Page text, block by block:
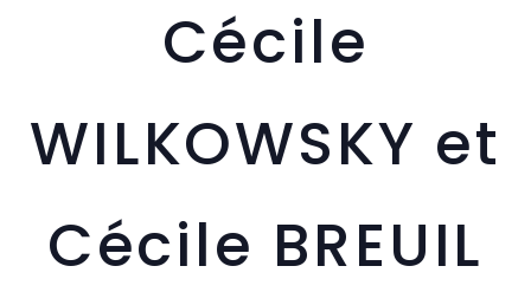
Cécile
WILKOWSKY et
Cécile BREUIL